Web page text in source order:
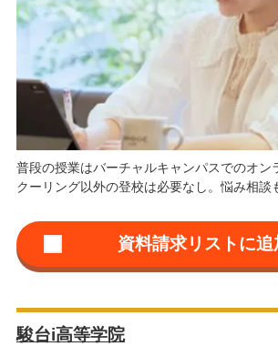
普段の授業はバーチャルキャンパスでのオン
クーリング以外の登校は必要なし。悩み相談
駿台i高等学院